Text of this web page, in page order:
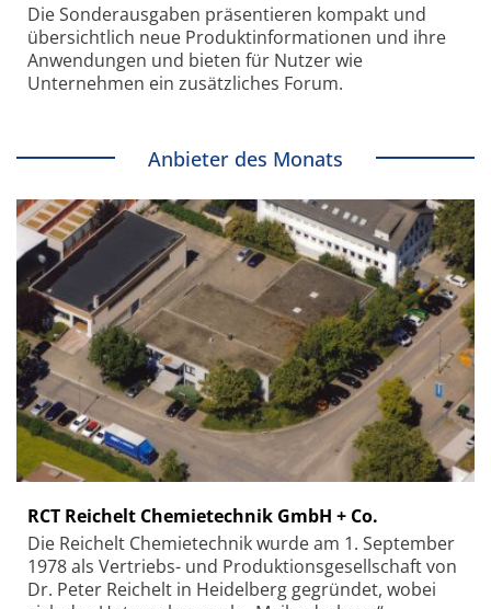
Die Sonder­ausgaben präsentieren kompakt und
übersichtlich neue Produkt­informationen und ihre
Anwendungen und bieten für Nutzer wie
Unternehmen ein zusätzliches Forum.
Anbieter des Monats
RCT Reichelt Chemietechnik GmbH + Co.
Die Reichelt Chemietechnik wurde am 1. September
1978 als Vertriebs- und Produktionsgesellschaft von
Dr. Peter Reichelt in Heidelberg gegründet, wobei